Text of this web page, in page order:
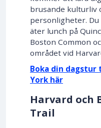
brusande kulturliv
personligheter. Du
äter lunch på
Boston Common
området vid
Boka din dagstur
York här
Harvard och
Trail